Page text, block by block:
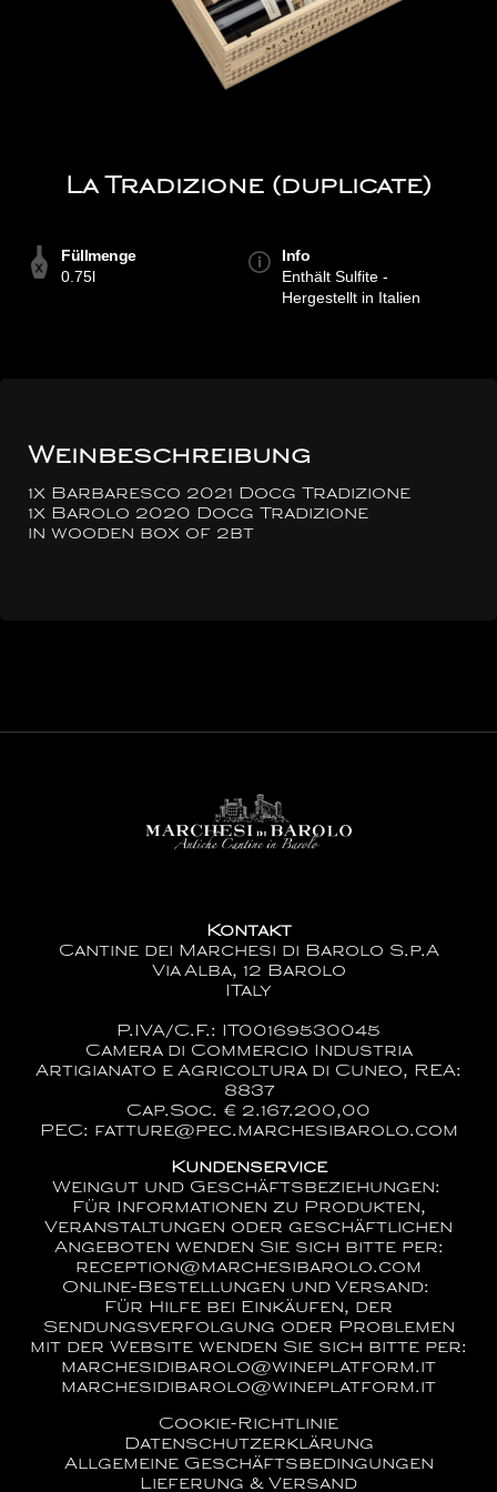
La Tradizione (duplicate)
Füllmenge
0.75l
Info
Enthält Sulfite -
Hergestellt in Italien
Weinbeschreibung
1x Barbaresco 2021 Docg Tradizione
1x Barolo 2020 Docg Tradizione
in wooden box of 2bt
Kontakt
Cantine dei Marchesi di Barolo S.p.A
Via Alba, 12 Barolo
ITaly
P.IVA/C.F.: IT00169530045
Camera di Commercio Industria
Artigianato e Agricoltura di Cuneo, REA:
8837
Cap.Soc. € 2.167.200,00
PEC: fatture@pec.marchesibarolo.com
Kundenservice
Weingut und Geschäftsbeziehungen:
Für Informationen zu Produkten,
Veranstaltungen oder geschäftlichen
Angeboten wenden Sie sich bitte per:
reception@marchesibarolo.com
Online-Bestellungen und Versand:
Für Hilfe bei Einkäufen, der
Sendungsverfolgung oder Problemen
mit der Website wenden Sie sich bitte per:
marchesidibarolo@wineplatform.it
marchesidibarolo@wineplatform.it
Cookie-Richtlinie
Datenschutzerklärung
Allgemeine Geschäftsbedingungen
Lieferung & Versand